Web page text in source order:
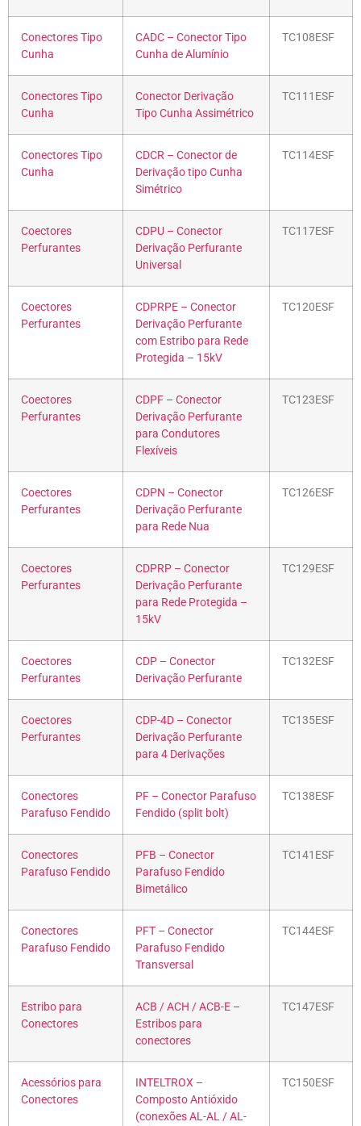
Conectores Tipo
Cunha
CADC – Conector Tipo
Cunha de Alumínio
TC108ESF
Conectores Tipo
Cunha
Conector Derivação
Tipo Cunha Assimétrico
TC111ESF
Conectores Tipo
Cunha
CDCR – Conector de
Derivação tipo Cunha
Simétrico
TC114ESF
Coectores
Perfurantes
CDPU – Conector
Derivação Perfurante
Universal
TC117ESF
Coectores
Perfurantes
CDPRPE – Conector
Derivação Perfurante
com Estribo para Rede
Protegida – 15kV
TC120ESF
Coectores
Perfurantes
CDPF – Conector
Derivação Perfurante
para Condutores
Flexíveis
TC123ESF
Coectores
Perfurantes
CDPN – Conector
Derivação Perfurante
para Rede Nua
TC126ESF
Coectores
Perfurantes
CDPRP – Conector
Derivação Perfurante
para Rede Protegida –
15kV
TC129ESF
Coectores
Perfurantes
CDP – Conector
Derivação Perfurante
TC132ESF
Coectores
Perfurantes
CDP-4D – Conector
Derivação Perfurante
para 4 Derivações
TC135ESF
Conectores
Parafuso Fendido
PF – Conector Parafuso
Fendido (split bolt)
TC138ESF
Conectores
Parafuso Fendido
PFB – Conector
Parafuso Fendido
Bimetálico
TC141ESF
Conectores
Parafuso Fendido
PFT – Conector
Parafuso Fendido
Transversal
TC144ESF
Estribo para
Conectores
ACB / ACH / ACB-E –
Estribos para
conectores
TC147ESF
Acessórios para
Conectores
INTELTROX –
Composto Antióxido
(conexões AL-AL / AL-
TC150ESF